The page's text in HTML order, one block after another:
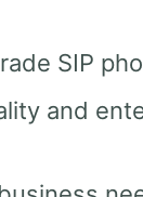
SIP
and